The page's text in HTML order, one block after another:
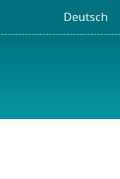
Deutsch